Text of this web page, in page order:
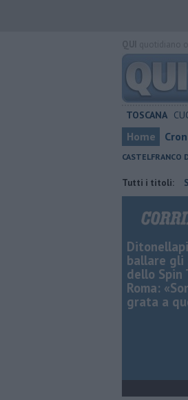
TOSCANA
Home
CASTELFRANCO
Tutti i titoli:
Il Movimento
ballare
dello Spin
Roma:
grata a